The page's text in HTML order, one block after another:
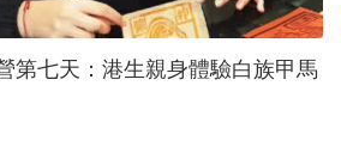
第七天：港生親身體驗白族甲馬